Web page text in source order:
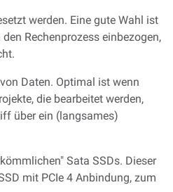
werden. Eine gute Wahl ist
Rechenprozess einbezogen,
Daten. Optimal ist wenn
die bearbeitet werden,
über ein (langsames)
Sata SSDs. Dieser
mit PCIe 4 Anbindung, zum